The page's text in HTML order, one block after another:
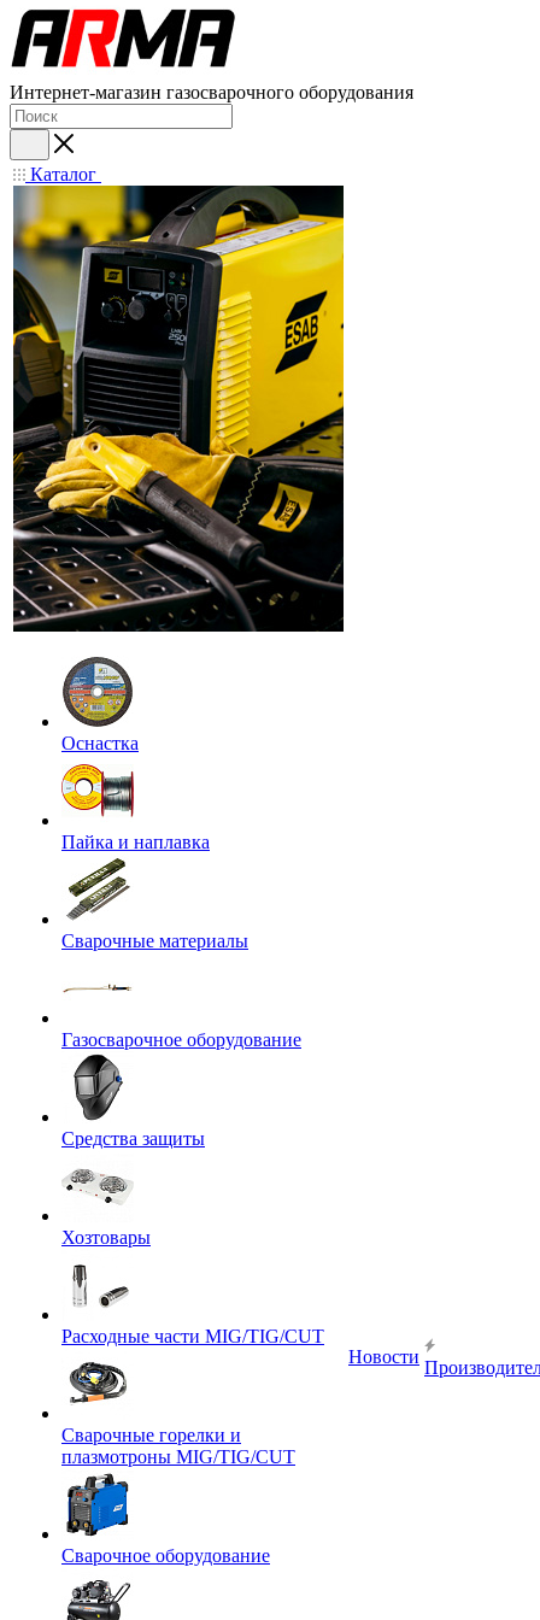
Интернет-магазин газосварочного оборудования
Каталог
Оснастка
Пайка и наплавка
Сварочные материалы
Газосварочное оборудование
Средства защиты
Хозтовары
Расходные части MIG/TIG/CUT
Сварочные горелки и
плазмотроны MIG/TIG/CUT
Сварочное оборудование
Новости